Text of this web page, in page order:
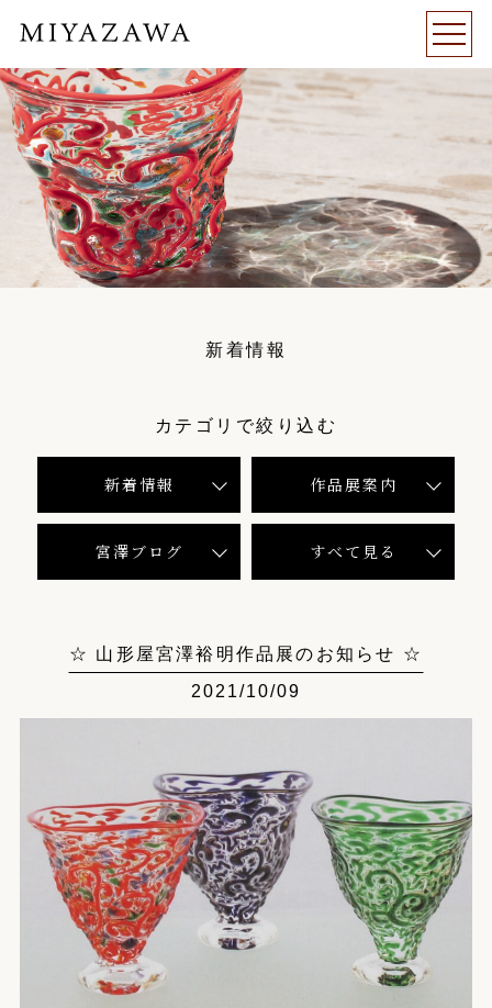
新着情報
カテゴリで絞り込む
新着情報 作品展案内
宮澤ブログ すべて見る
☆ 山形屋宮澤裕明作品展のお知らせ ☆
2021/10/09